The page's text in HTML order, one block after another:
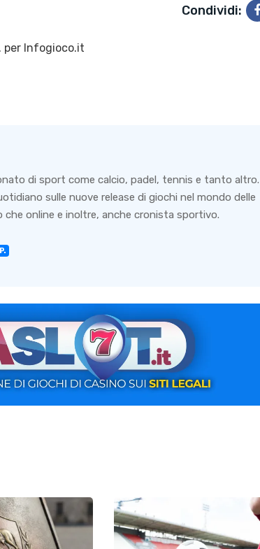
Condividi:
per Infogioco.it
di sport come calcio, padel, tennis e tanto altro.
sulle nuove release di giochi nel mondo delle
che online e inoltre, anche cronista sportivo.